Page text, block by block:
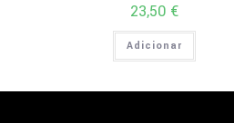
23,50 €
Adicionar